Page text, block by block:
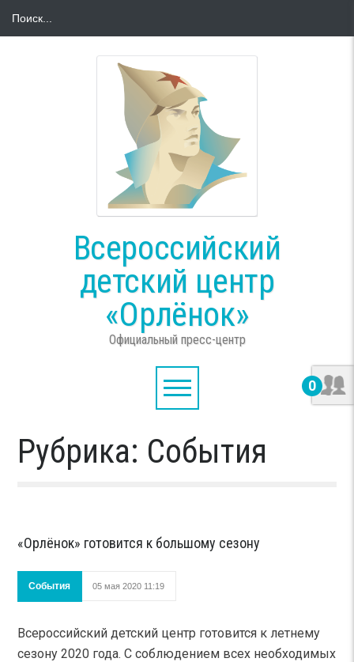
Всероссийский
детский центр
«Орлёнок»
Официальный пресс-центр
0
Рубрика: События
«Орлёнок» готовится к большому сезону
События 05 мая 2020 11:19
Всероссийский детский центр готовится к летнему
сезону 2020 года. С соблюдением всех необходимых